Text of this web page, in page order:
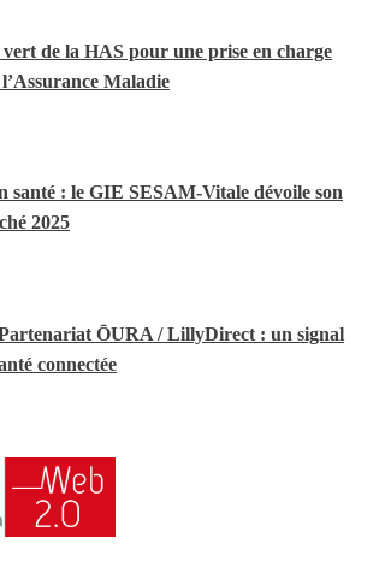
de la HAS pour une prise en charge
Maladie
santé : le GIE SESAM-Vitale dévoile son
2025
ŌURA / LillyDirect : un signal
connectée